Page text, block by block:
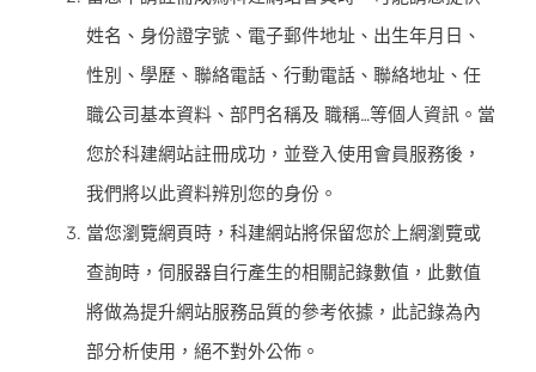
姓名、身份證字號、電子郵件地址、出生年月日、
性別、學歷、聯絡電話、行動電話、聯絡地址、任
職公司基本資料、部門名稱及 職稱…等個人資訊。當
您於科建網站註冊成功，並登入使用會員服務後，
我們將以此資料辨別您的身份。
當您瀏覽網頁時，科建網站將保留您於上網瀏覽或
查詢時，伺服器自行產生的相關記錄數值，此數值
將做為提升網站服務品質的參考依據，此記錄為內
部分析使用，絕不對外公佈。